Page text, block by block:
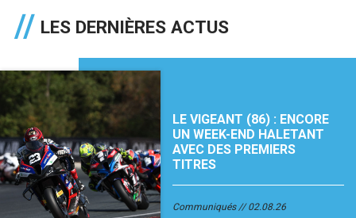
LES DERNIÈRES ACTUS
LE VIGEANT (86) : ENCORE
UN WEEK-END HALETANT
AVEC DES PREMIERS
TITRES
Communiqués 02.08.26